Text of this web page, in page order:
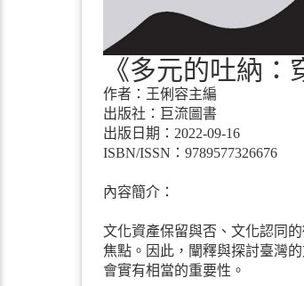
《多元的吐納：
作者：王俐容主編
出版社：巨流圖書
出版日期：2022-09-16
ISBN/ISSN：9789577326676
內容簡介：
文化資產保留與否、文化認同
焦點。因此，闡釋與探討臺灣
會實有相當的重要性。